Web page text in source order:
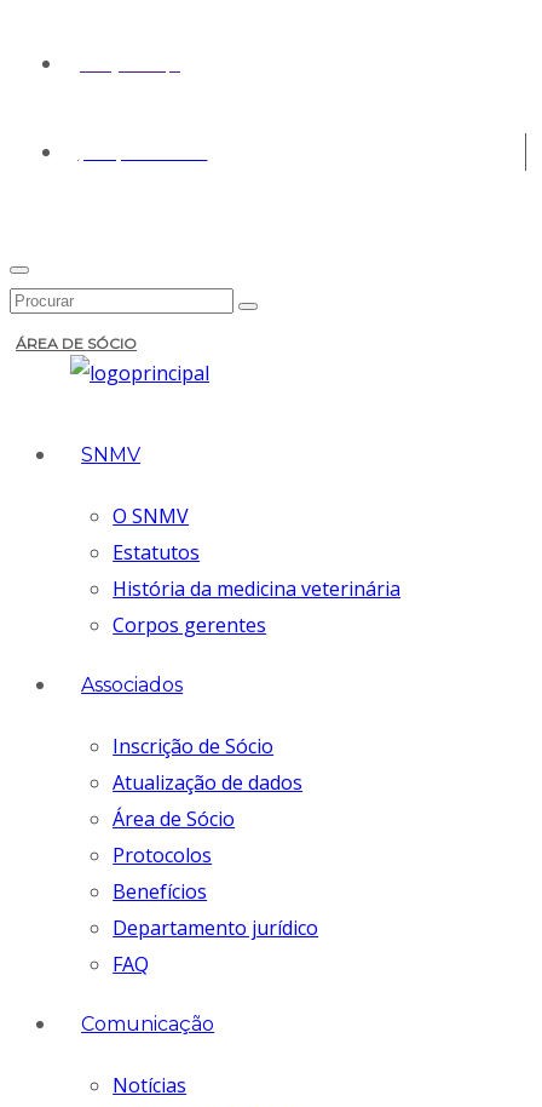
ÁREA DE SÓCIO
SNMV
O SNMV
Estatutos
História da medicina veterinária
Corpos gerentes
Associados
Inscrição de Sócio
Atualização de dados
Área de Sócio
Protocolos
Benefícios
Departamento jurídico
FAQ
Comunicação
Notícias